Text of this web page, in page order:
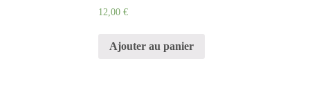
12,00 €
Ajouter au panier